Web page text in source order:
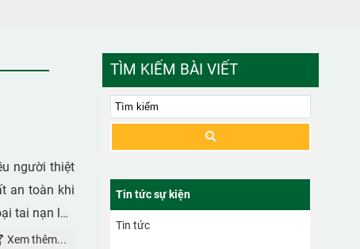
người thiệt
an toàn khi
tai nạn lao
hạ tầng kỹ
Xem thêm...
TÌM KIẾM BÀI VIẾT
Tin tức sự kiện
Tin tức